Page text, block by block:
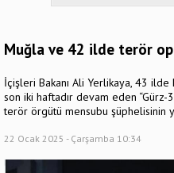
Muğla ve 42 ilde terör
İçişleri Bakanı Ali Yerlikaya, 43
son iki haftadır devam eden
terör örgütü mensubu şüphelisinin
22 Ocak 2025 - Çarşamba 10:34